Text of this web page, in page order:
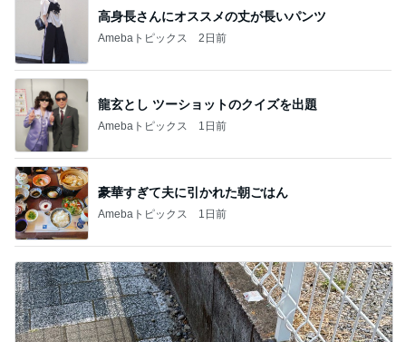
高身長さんにオススメの丈が長いパンツ
Amebaトピックス 2日前
龍玄とし ツーショットのクイズを出題
Amebaトピックス 1日前
豪華すぎて夫に引かれた朝ごはん
Amebaトピックス 1日前